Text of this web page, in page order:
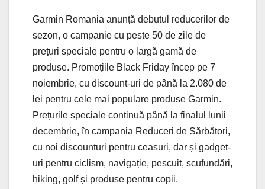
Garmin Romania anunță debutul reducerilor de
sezon, o campanie cu peste 50 de zile de
prețuri speciale pentru o largă gamă de
produse. Promoțiile Black Friday încep pe 7
noiembrie, cu discount-uri de până la 2.080 de
lei pentru cele mai populare produse Garmin.
Prețurile speciale continuă până la finalul lunii
decembrie, în campania Reduceri de Sărbători,
cu noi discounturi pentru ceasuri, dar și gadget-
uri pentru ciclism, navigație, pescuit, scufundări,
hiking, golf și produse pentru copii.